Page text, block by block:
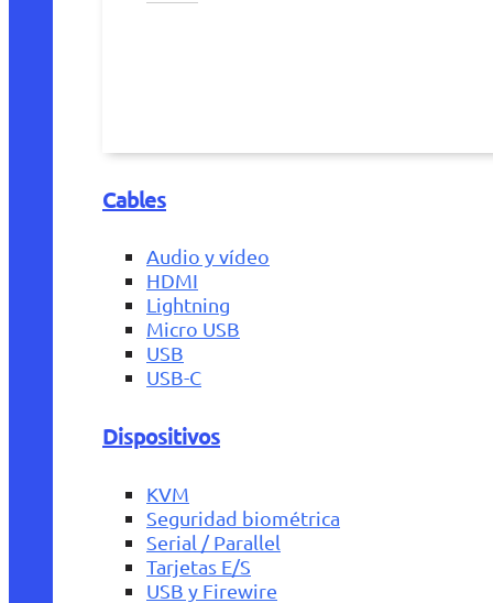
Cables
Audio y vídeo
HDMI
Lightning
Micro USB
USB
USB-C
Dispositivos
KVM
Seguridad biométrica
Serial / Parallel
Tarjetas E/S
USB y Firewire